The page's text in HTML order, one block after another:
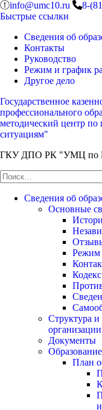
Перейти
к
(нажмите
Enter)
info@umc10.ru
8-
Быстрые ссылки
Сведения об
Контакты
Руководство
Режим и график
Другое дело
Государственное
профессионального
методический центр
ситуациям"
ГКУ ДПО РК "УМЦ по
Найти:
Сведения об
Основные
Режим
Структура и
организации
Документы
Образование
План